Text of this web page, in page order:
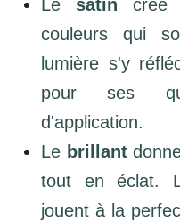
Le satin crée
couleurs qui
lumière s'y
pour ses
d'application.
Le brillant
tout en éclat.
jouent à la